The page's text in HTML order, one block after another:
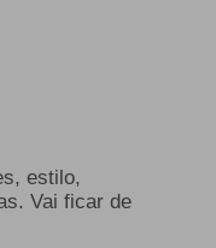
estilo,
Vai ficar de